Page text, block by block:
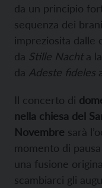
da un principio
sequenza dei
impreziosita dalle
da Stille Nachta la
da Adeste fideles a
Il concerto di
nella chiesa del
Novembre sarà
momento di
una fusione
scambiarci gli